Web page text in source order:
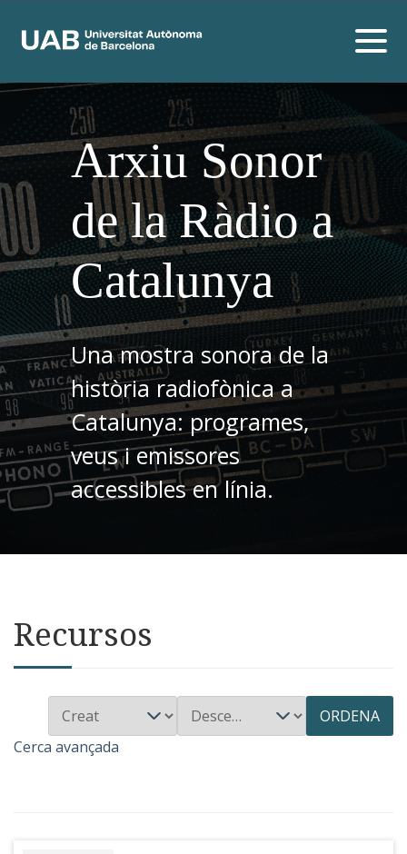
Arxiu Sonor
de la Ràdio a
Catalunya
Una mostra sonora de la
història radiofònica a
Catalunya: programes,
veus i emissores
accessibles en línia.
Recursos
ORDENA
Cerca avançada